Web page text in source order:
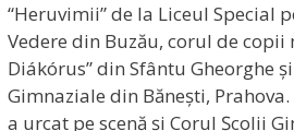
“Heruvimii” de la Liceul Special
Vedere din Buzău, corul de copii
Diákórus” din Sfântu Gheorghe
Gimnaziale din Bănești,
a urcat pe scenă și Corul Școlii